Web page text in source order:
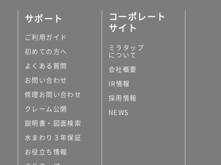
サポート
ご利用ガイド
初めての方へ
よくある質問
お問い合わせ
修理お問い合わせ
クレーム公開
説明書・図面検索
水まわり３年保証
お役立ち情報
コーポレート
サイト
ミラタップ
について
会社概要
IR情報
採用情報
NEWS